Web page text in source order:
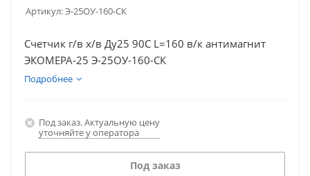
Артикул:Э-25ОУ-160-СК
Счетчик г/в х/в Ду25 90С L=160 в/к антимагнит
ЭКОМЕРА-25 Э-25ОУ-160-СК
Подробнее
Под заказ. Актуальную цену
уточняйте у оператора
Под заказ